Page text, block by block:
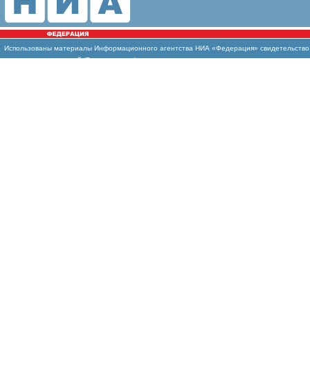
Использованы материалы Информационного агентства НИА «Федерация»
массовых коммуникаций (Роскомнадзор)